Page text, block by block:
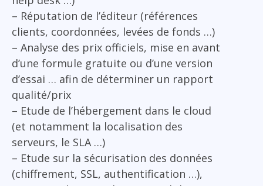
– Réputation de l’éditeur (références
clients, coordonnées, levées de fonds …)
– Analyse des prix officiels, mise en avant
d’une formule gratuite ou d’une version
d’essai … afin de déterminer un rapport
qualité/prix
– Etude de l’hébergement dans le cloud
(et notamment la localisation des
serveurs, le SLA …)
– Etude sur la sécurisation des données
(chiffrement, SSL, authentification …),